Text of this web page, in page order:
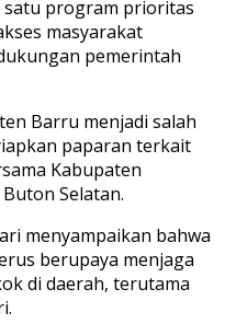
satu program prioritas
masyarakat
pemerintah
Barru menjadi salah
paparan terkait
Kabupaten
Selatan.
menyampaikan bahwa
berupaya menjaga
di daerah, terutama